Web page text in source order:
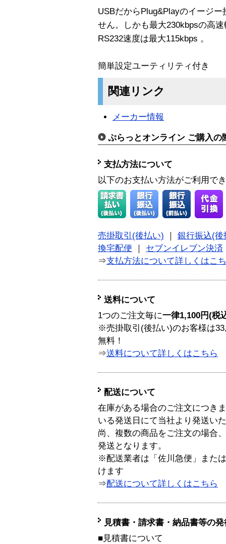
USBだからPlug&Playのイージ
せん。しかも最大230kbpsの高
RS232速度は最大115kbps 。
簡単設定ユーティリティ付き
関連リンク
メーカー情報
ぷらっとオンライン ご購入の
支払方法について
以下のお支払い方法がご利用で
売掛取引(後払い)
銀行振込(後
換宅配便
セブンイレブン決済
⇒支払方法について詳しくはこ
送料について
1つのご注文毎に一律1,100円(税
※売掛取引(後払い)のお客様は
無料！
⇒送料について詳しくはこちら
配送について
在庫がある場合のご注文につき
いる発送日にて当社より発送い
尚、複数の商品をご注文の場合
発送となります。
※配送業者は「佐川急便」また
けます
⇒配送について詳しくはこちら
見積書・請求書・納品書等の
■見積書について